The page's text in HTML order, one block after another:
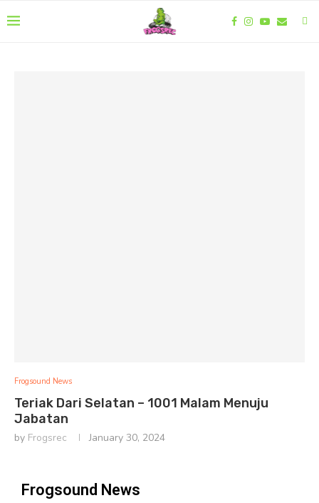
Frogsound News
Teriak Dari Selatan – 1001 Malam Menuju
Jabatan
by Frogsrec January 30, 2024
Frogsound News